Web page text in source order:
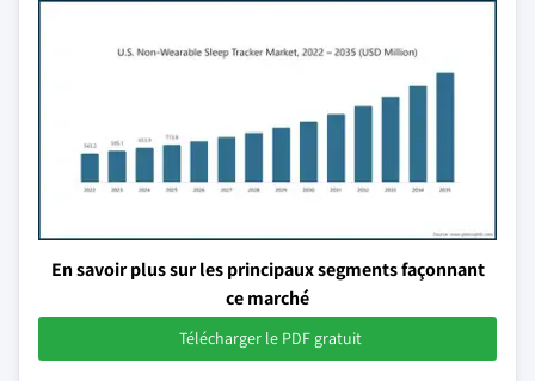
En savoir plus sur les principaux segments façonnant
ce marché
Télécharger le PDF gratuit